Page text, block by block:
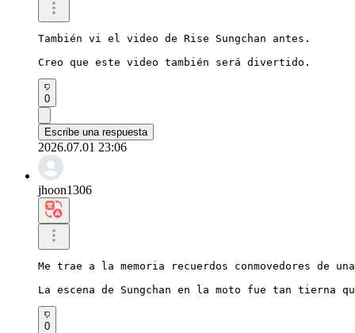
También vi el video de Rise Sungchan antes.
Creo que este video también será divertido.
0
Escribe una respuesta
2026.07.01 23:06
jhoon1306
Me trae a la memoria recuerdos conmovedores
La escena de Sungchan en la moto fue tan tierna
0